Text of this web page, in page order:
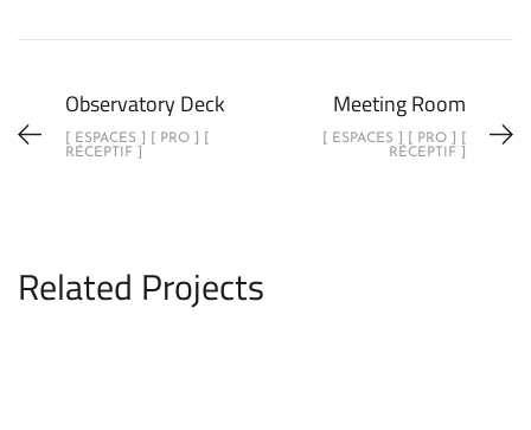
Observatory Deck
[ ESPACES ] [ PRO ] [
RÉCEPTIF ]
Meeting Room
[ ESPACES ] [ PRO ] [
RÉCEPTIF ]
Related Projects
Cabine M/Y Deo Juvante II​